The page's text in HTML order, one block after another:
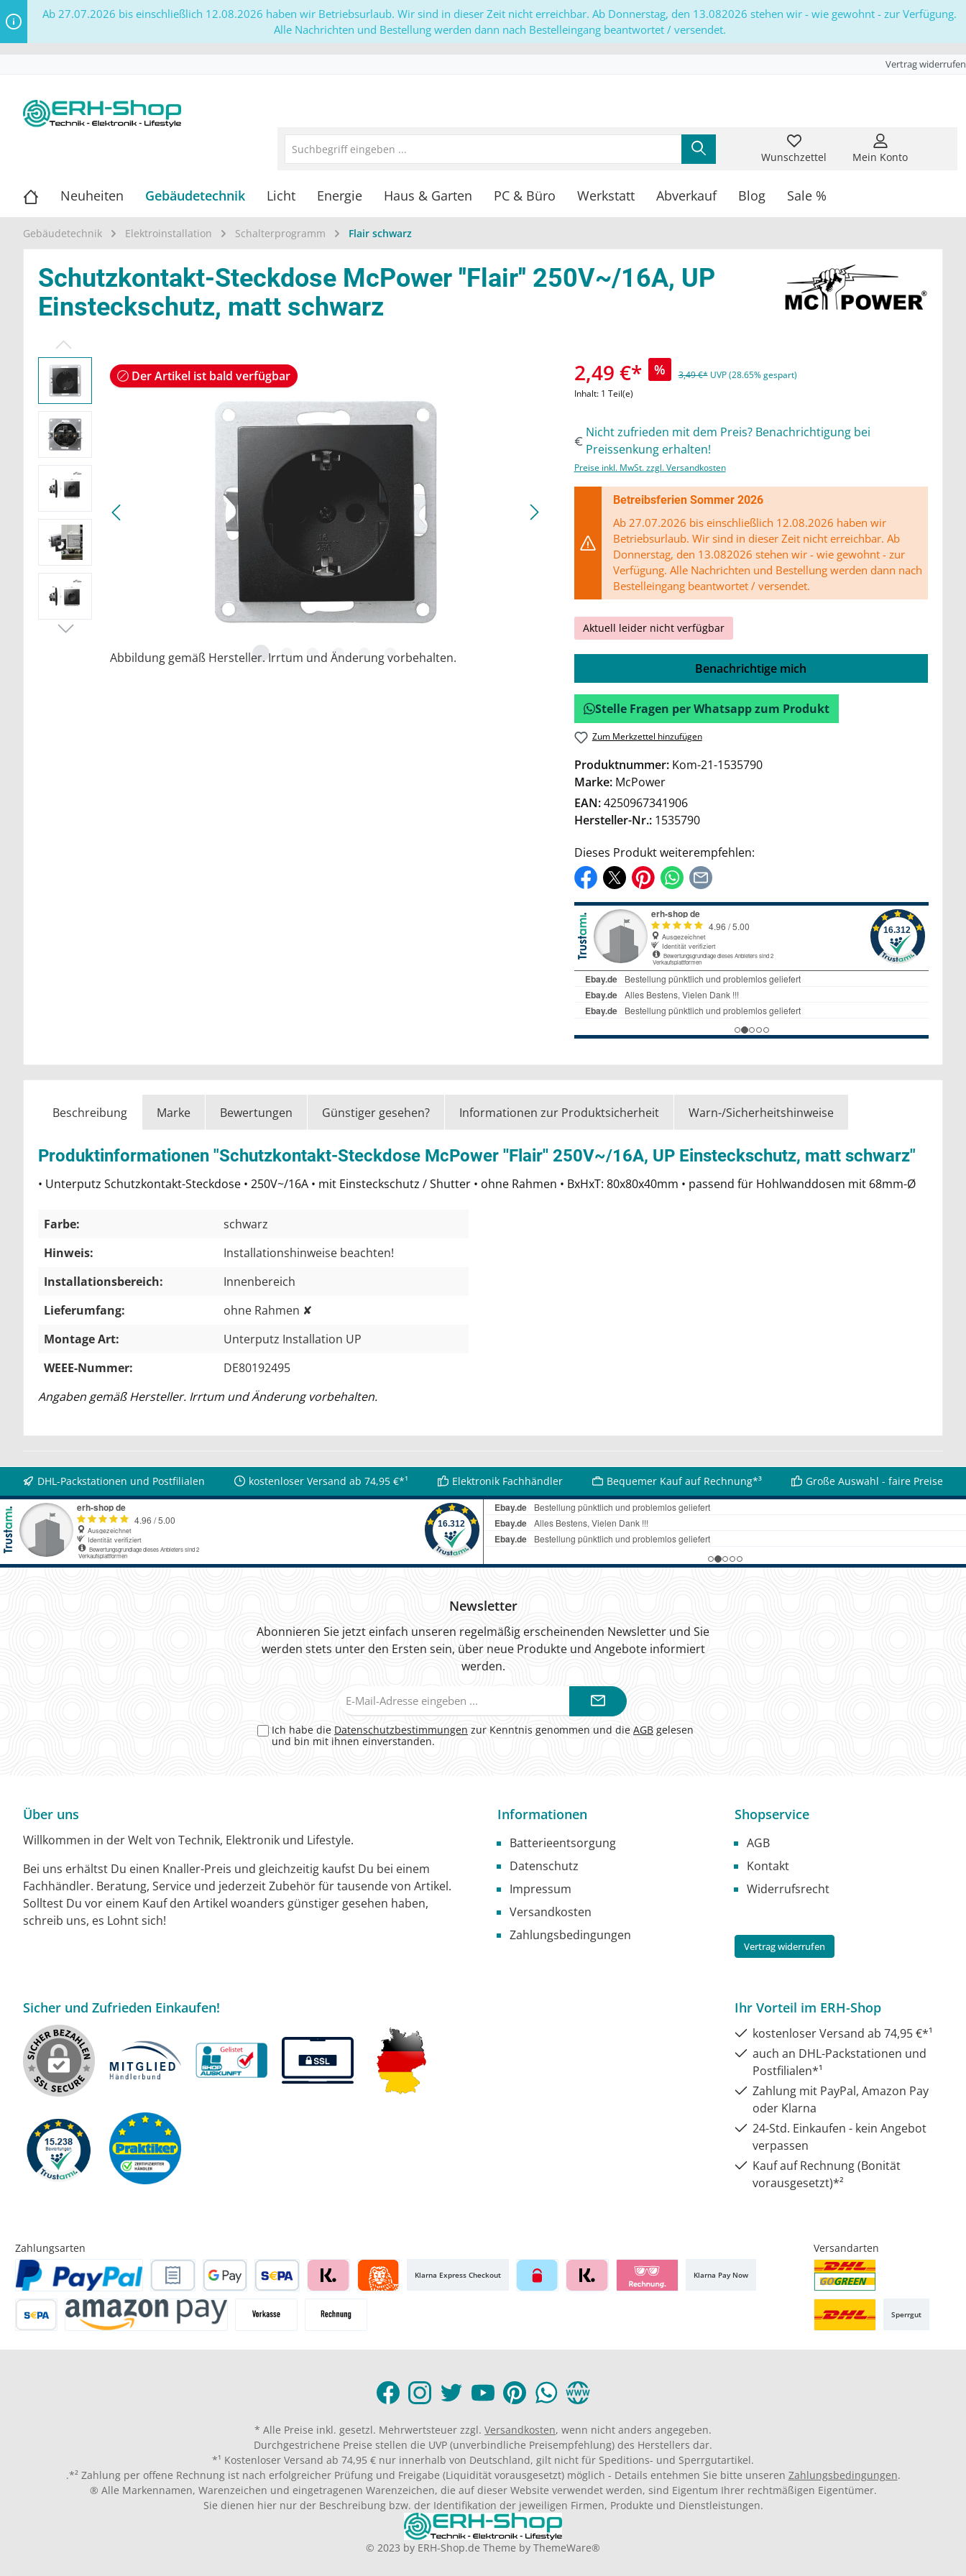
Ab 27.07.2026 bis einschließlich 12.08.2026 haben wir Betriebsurlaub. Wir sind in dieser Zeit nicht erreichbar. Ab Donnerstag, den 13.082026 stehen wir - wie gewohnt - zur Verfügung.
Alle Nachrichten und Bestellung werden dann nach Bestelleingang beantwortet / versendet.
Vertrag widerrufen
Wunschzettel Mein Konto
Neuheiten Gebäudetechnik Licht Energie Haus & Garten PC & Büro Werkstatt Abverkauf Blog Sale %
Gebäudetechnik Elektroinstallation Schalterprogramm Flair schwarz
Schutzkontakt-Steckdose McPower ''Flair'' 250V~/16A, UP
Einsteckschutz, matt schwarz
Der Artikel ist bald verfügbar
Abbildung gemäß Hersteller. Irrtum und Änderung vorbehalten.
2,49 €* % 3,49 €* UVP (28.65% gespart)
Inhalt: 1 Teil(e)
Nicht zufrieden mit dem Preis? Benachrichtigung bei
Preissenkung erhalten!
Preise inkl. MwSt. zzgl. Versandkosten
Betreibsferien Sommer 2026
Ab 27.07.2026 bis einschließlich 12.08.2026 haben wir
Betriebsurlaub. Wir sind in dieser Zeit nicht erreichbar. Ab
Donnerstag, den 13.082026 stehen wir - wie gewohnt - zur
Verfügung. Alle Nachrichten und Bestellung werden dann nach
Bestelleingang beantwortet / versendet.
Aktuell leider nicht verfügbar
Benachrichtige mich
Stelle Fragen per Whatsapp zum Produkt
Zum Merkzettel hinzufügen
Produktnummer: Kom-21-1535790
Marke: McPower
EAN:4250967341906
Hersteller-Nr.: 1535790
Dieses Produkt weiterempfehlen:
Beschreibung Marke Bewertungen Günstiger gesehen? Informationen zur Produktsicherheit Warn-/Sicherheitshinweise
Produktinformationen "Schutzkontakt-Steckdose McPower ''Flair'' 250V~/16A, UP Einsteckschutz, matt schwarz"
• Unterputz Schutzkontakt-Steckdose • 250V~/16A • mit Einsteckschutz / Shutter • ohne Rahmen • BxHxT: 80x80x40mm • passend für Hohlwanddosen mit 68mm-Ø
Farbe:
schwarz
Hinweis:
Installationshinweise beachten!
Installationsbereich:
Innenbereich
Lieferumfang:
ohne Rahmen ✘
Montage Art:
Unterputz Installation UP
WEEE-Nummer:
DE80192495
Angaben gemäß Hersteller. Irrtum und Änderung vorbehalten.
DHL-Packstationen und Postfilialen kostenloser Versand ab 74,95 €*¹ Elektronik Fachhändler Bequemer Kauf auf Rechnung*³ Große Auswahl - faire Preise
Newsletter
Abonnieren Sie jetzt einfach unseren regelmäßig erscheinenden Newsletter und Sie
werden stets unter den Ersten sein, über neue Produkte und Angebote informiert
werden.
Mail-
Ich habe die Datenschutzbestimmungen zur Kenntnis genommen und die AGB gelesen
und bin mit ihnen einverstanden.
Über uns
Willkommen in der Welt von Technik, Elektronik und Lifestyle.
Bei uns erhältst Du einen Knaller-Preis und gleichzeitig kaufst Du bei einem
Fachhändler. Beratung, Service und jederzeit Zubehör für tausende von Artikel.
Solltest Du vor einem Kauf den Artikel woanders günstiger gesehen haben,
schreib uns, es Lohnt sich!
Informationen
Batterieentsorgung
Datenschutz
Impressum
Versandkosten
Zahlungsbedingungen
Shopservice
AGB
Kontakt
Widerrufsrecht
Vertrag widerrufen
Sicher und Zufrieden Einkaufen! Ihr Vorteil im ERH-Shop
kostenloser Versand ab 74,95 €*¹
auch an DHL-Packstationen und
Postfilialen*¹
Zahlung mit PayPal, Amazon Pay
oder Klarna
24-Std. Einkaufen - kein Angebot
verpassen
Kauf auf Rechnung (Bonität
vorausgesetzt)*²
Zahlungsarten
Klarna Express Checkout Klarna Pay Now
Versandarten
Sperrgut
* Alle Preise inkl. gesetzl. Mehrwertsteuer zzgl. Versandkosten, wenn nicht anders angegeben.
Durchgestrichene Preise stellen die UVP (unverbindliche Preisempfehlung) des Herstellers dar.
*¹ Kostenloser Versand ab 74,95 € nur innerhalb von Deutschland, gilt nicht für Speditions- und Sperrgutartikel.
.*² Zahlung per offene Rechnung ist nach erfolgreicher Prüfung und Freigabe (Liquidität vorausgesetzt) möglich - Details entehmen Sie bitte unseren Zahlungsbedingungen.
® Alle Markennamen, Warenzeichen und eingetragenen Warenzeichen, die auf dieser Website verwendet werden, sind Eigentum Ihrer rechtmäßigen Eigentümer.
Sie dienen hier nur der Beschreibung bzw. der Identifikation der jeweiligen Firmen, Produkte und Dienstleistungen.
© 2023 by ERH-Shop.de Theme by ThemeWare®